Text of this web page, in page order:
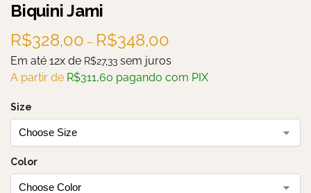
Biquini Jami
R$328,00 – R$348,00
Em até 12x de R$27,33 sem juros
A partir de R$311,60 pagando com PIX
Size
Color